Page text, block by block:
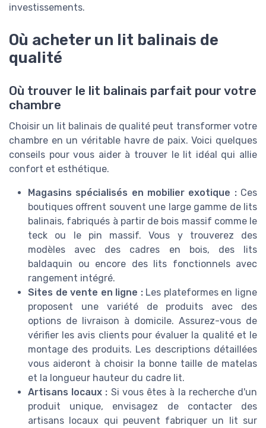
investissements.
Où acheter un lit balinais de
qualité
Où trouver le lit balinais parfait pour votre
chambre
Choisir un lit balinais de qualité peut transformer votre
chambre en un véritable havre de paix. Voici quelques
conseils pour vous aider à trouver le lit idéal qui allie
confort et esthétique.
Magasins spécialisés en mobilier exotique :Ces
boutiques offrent souvent une large gamme de lits
balinais, fabriqués à partir de bois massif comme le
teck ou le pin massif. Vous y trouverez des
modèles avec des cadres en bois, des lits
baldaquin ou encore des lits fonctionnels avec
rangement intégré.
Sites de vente en ligne :Les plateformes en ligne
proposent une variété de produits avec des
options de livraison à domicile. Assurez-vous de
vérifier les avis clients pour évaluer la qualité et le
montage des produits. Les descriptions détaillées
vous aideront à choisir la bonne taille de matelas
et la longueur hauteur du cadre lit.
Artisans locaux : Si vous êtes à la recherche d'un
produit unique, envisagez de contacter des
artisans locaux qui peuvent fabriquer un lit sur